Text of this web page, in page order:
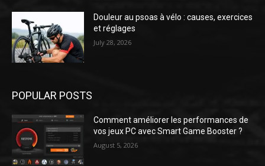
Douleur au psoas à vélo : causes, exercices
et réglages
July 28, 2026
POPULAR POSTS
Comment améliorer les performances de
vos jeux PC avec Smart Game Booster ?
August 5, 2026